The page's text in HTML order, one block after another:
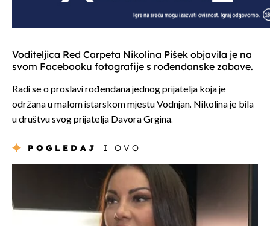
Voditeljica Red Carpeta Nikolina Pišek objavila je na
svom Facebooku fotografije s rođendanske zabave.
Radi se o proslavi rođendana jednog prijatelja koja je
održana u malom istarskom mjestu Vodnjan. Nikolina je bila
u društvu svog prijatelja Davora Grgina.
POGLEDAJ I OVO